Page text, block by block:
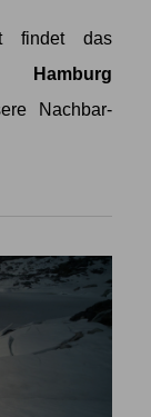
findet das
Hamburg
Nachbar-